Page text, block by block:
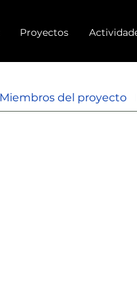
Proyectos
Miembros del proyecto